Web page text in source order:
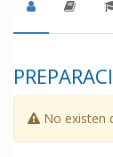
No existen